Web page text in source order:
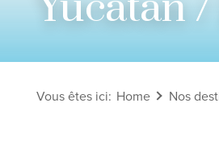
Voir tous les circuits
Découvrez nos
Lune de miel
Vous êtes ici: Home Nos